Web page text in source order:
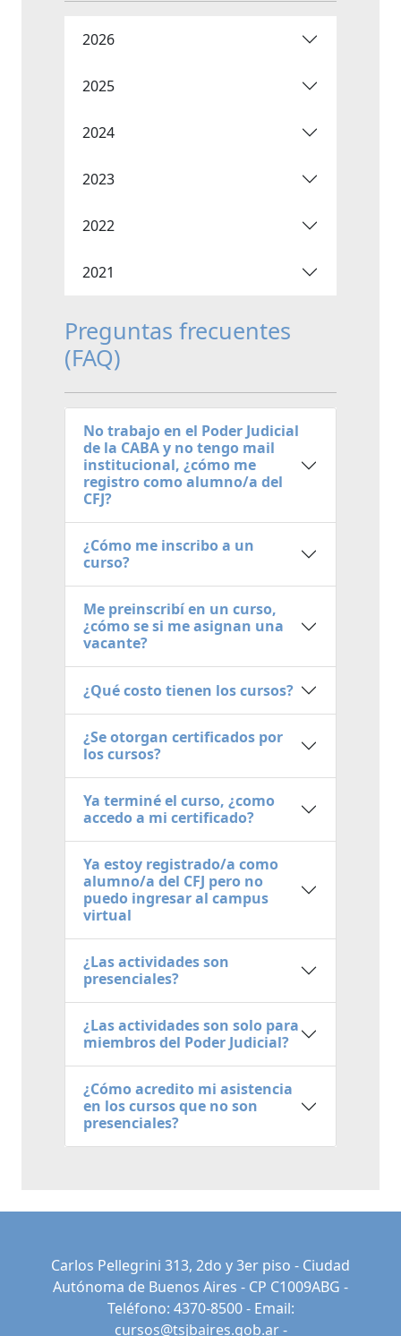
2026
2025
2024
2023
2022
2021
Preguntas frecuentes
(FAQ)
No trabajo en el Poder Judicial
de la CABA y no tengo mail
institucional, ¿cómo me
registro como alumno/a del
CFJ?
¿Cómo me inscribo a un
curso?
Me preinscribí en un curso,
¿cómo se si me asignan una
vacante?
¿Qué costo tienen los cursos?
¿Se otorgan certificados por
los cursos?
Ya terminé el curso, ¿como
accedo a mi certificado?
Ya estoy registrado/a como
alumno/a del CFJ pero no
puedo ingresar al campus
virtual
¿Las actividades son
presenciales?
¿Las actividades son solo para
miembros del Poder Judicial?
¿Cómo acredito mi asistencia
en los cursos que no son
presenciales?
Carlos Pellegrini 313, 2do y 3er piso - Ciudad
Autónoma de Buenos Aires - CP C1009ABG -
Teléfono: 4370-8500 - Email:
cursos@tsjbaires.gob.ar-